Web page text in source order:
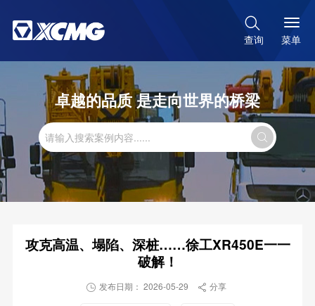

查询 菜单
卓越的品质 是走向世界的桥梁

攻克高温、塌陷、深桩……徐工XR450E一一
破解！
 发布日期： 2026-05-29  分享